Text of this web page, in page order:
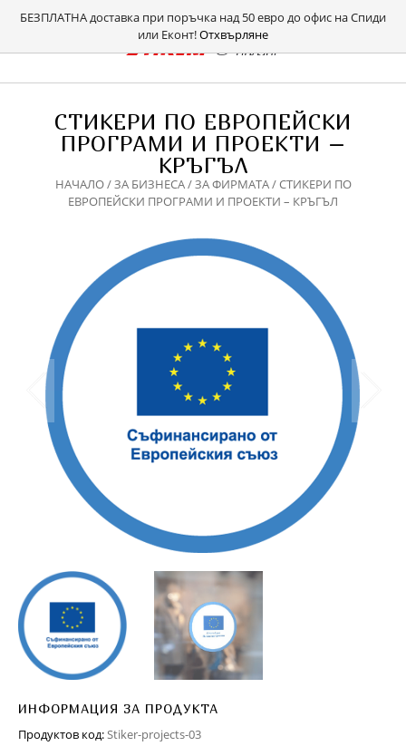
БЕЗПЛАТНА доставка при поръчка над 50 евро до офис на Спиди
или Еконт!Отхвърляне
СТИКЕРИ ПО ЕВРОПЕЙСКИ
ПРОГРАМИ И ПРОЕКТИ –
КРЪГЪЛ
НАЧАЛО/ЗА БИЗНЕСА/ЗА ФИРМАТА/ СТИКЕРИ ПО
ЕВРОПЕЙСКИ ПРОГРАМИ И ПРОЕКТИ – КРЪГЪЛ
ИНФОРМАЦИЯ ЗА ПРОДУКТА
Продуктов код:Stiker-projects-03